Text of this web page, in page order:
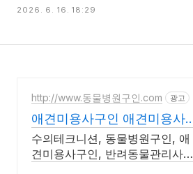
2026. 6. 16. 18:29
http://www.동물병원구인.com 광고
애견미용사구인 애견미용사
잡
수의테크니션, 동물병원구인, 애
견미용사구인, 반려동물관리사취